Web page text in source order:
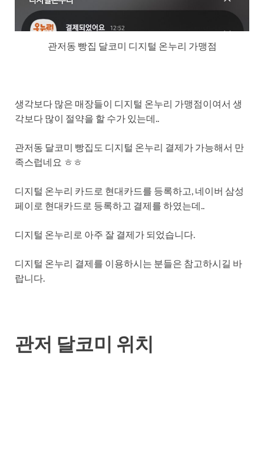
관저동 빵집 달코미 디지털 온누리 가맹점
생각보다 많은 매장들이 디지털 온누리 가맹점이여서 생
각보다 많이 절약을 할 수가 있는데..
관저동 달코미 빵집도 디지털 온누리 결제가 가능해서 만
족스럽네요 ㅎㅎ
디지털 온누리 카드로 현대카드를 등록하고, 네이버 삼성
페이로 현대카드로 등록하고 결제를 하였는데..
디지털 온누리로 아주 잘 결제가 되었습니다.
디지털 온누리 결제를 이용하시는 분들은 참고하시길 바
랍니다.
관저 달코미 위치